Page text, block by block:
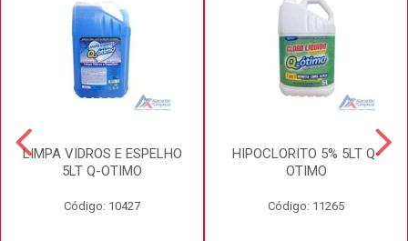
LIMPA VIDROS E ESPELHO
5LT Q-OTIMO
Código: 10427
HIPOCLORITO 5% 5LT Q-
OTIMO
Código: 11265